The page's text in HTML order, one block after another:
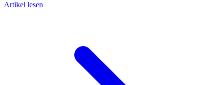
Artikel lesen